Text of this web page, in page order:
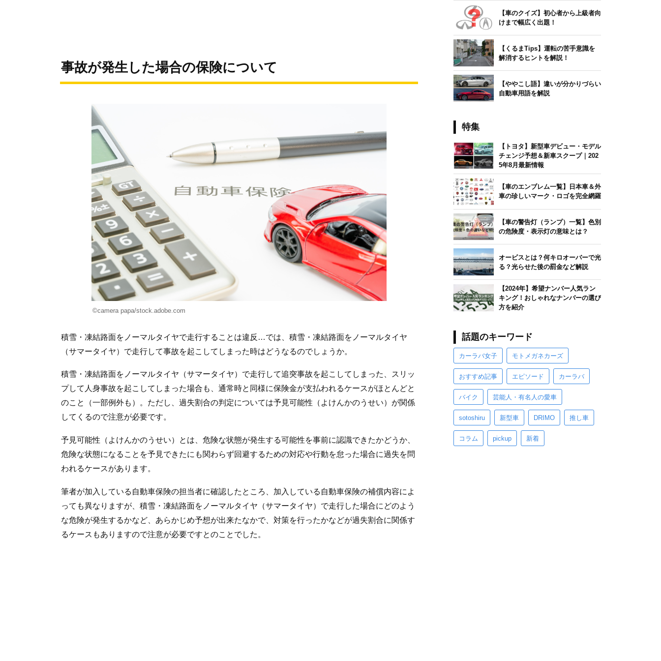
事故が発生した場合の保険について
©camera papa/stock.adobe.com
積雪・凍結路面をノーマルタイヤで走行することは違反…では、積雪・凍結路面をノーマルタイヤ
（サマータイヤ）で走行して事故を起こしてしまった時はどうなるのでしょうか。
積雪・凍結路面をノーマルタイヤ（サマータイヤ）で走行して追突事故を起こしてしまった、スリッ
プして人身事故を起こしてしまった場合も、通常時と同様に保険金が支払われるケースがほとんどと
のこと（一部例外も）。ただし、過失割合の判定については予見可能性（よけんかのうせい）が関係
してくるので注意が必要です。
予見可能性（よけんかのうせい）とは、危険な状態が発生する可能性を事前に認識できたかどうか、
危険な状態になることを予見できたにも関わらず回避するための対応や行動を怠った場合に過失を問
われるケースがあります。
筆者が加入している自動車保険の担当者に確認したところ、加入している自動車保険の補償内容によ
っても異なりますが、積雪・凍結路面をノーマルタイヤ（サマータイヤ）で走行した場合にどのよう
な危険が発生するかなど、あらかじめ予想が出来たなかで、対策を行ったかなどが過失割合に関係す
るケースもありますので注意が必要ですとのことでした。
【車のクイズ】初心者から上級者向
けまで幅広く出題！
【くるまTips】運転の苦手意識を
解消するヒントを解説！
【ややこし語】違いが分かりづらい
自動車用語を解説
特集
【トヨタ】新型車デビュー・モデル
チェンジ予想＆新車スクープ｜202
5年8月最新情報
【車のエンブレム一覧】日本車＆外
車の珍しいマーク・ロゴを完全網羅
【車の警告灯（ランプ）一覧】色別
の危険度・表示灯の意味とは？
オービスとは？何キロオーバーで光
る？光らせた後の罰金など解説
【2024年】希望ナンバー人気ラン
キング！おしゃれなナンバーの選び
方を紹介
話題のキーワード
カーラバ女子 モトメガネカーズ
おすすめ記事 エピソード カーラバ
バイク 芸能人・有名人の愛車
sotoshiru 新型車 DRIMO 推し車
コラム pickup 新着